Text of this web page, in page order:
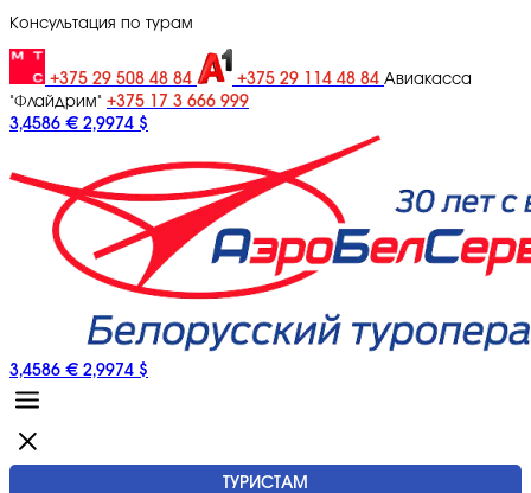
Консультация по турам
+375 29 508 48 84 +375 29 114 48 84 Авиакасса
"Флайдрим" +375 17 3 666 999
3,4586 € 2,9974 $
3,4586 € 2,9974 $
ТУРИСТАМ